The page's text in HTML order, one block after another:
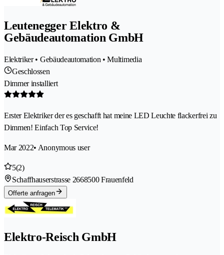
Leutenegger Elektro &
Gebäudeautomation GmbH
Elektriker • Gebäudeautomation • Multimedia
Geschlossen
Dimmer installiert
Erster Elektriker der es geschafft hat meine LED Leuchte flackerfrei zu
Dimmen! Einfach Top Service!
Mar 2022• Anonymous user
5(2)
Schaffhauserstrasse 2668500 Frauenfeld
Offerte anfragen
Elektro-Reisch GmbH